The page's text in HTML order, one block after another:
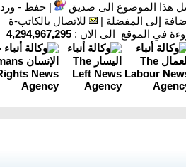
هذا الموضوع الى صديق |حفظ - ورد
إلى المفضلة |
للاتصال بالكاتب-ة
في الموقع الى الان : 4,294,967,295